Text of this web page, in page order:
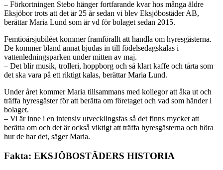
– Förkortningen Stebo hänger fortfarande kvar hos många äldre
Eksjöbor trots att det är 25 år sedan vi blev Eksjöbostäder AB,
berättar Maria Lund som är vd för bolaget sedan 2015.
Femtioårsjubiléet kommer framförallt att handla om hyresgästerna.
De kommer bland annat bjudas in till födelsedagskalas i
vattenledningsparken under mitten av maj.
– Det blir musik, trolleri, hoppborg och så klart kaffe och tårta som
det ska vara på ett riktigt kalas, berättar Maria Lund.
Under året kommer Maria tillsammans med kollegor att åka ut och
träffa hyresgäster för att berätta om företaget och vad som händer i
bolaget.
– Vi är inne i en intensiv utvecklingsfas så det finns mycket att
berätta om och det är också viktigt att träffa hyresgästerna och höra
hur de har det, säger Maria.
Fakta: EKSJÖBOSTÄDERS HISTORIA